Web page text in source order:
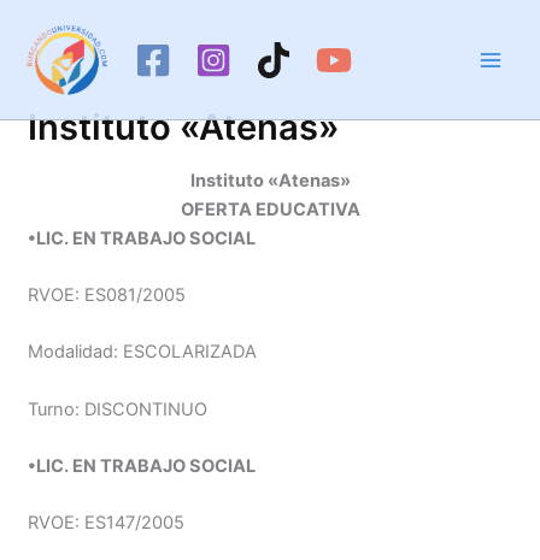
contenido
Instituto «Atenas»
Instituto «Atenas»
OFERTA EDUCATIVA
•LIC. EN TRABAJO SOCIAL
RVOE: ES081/2005
Modalidad: ESCOLARIZADA
Turno: DISCONTINUO
•LIC. EN TRABAJO SOCIAL
RVOE: ES147/2005